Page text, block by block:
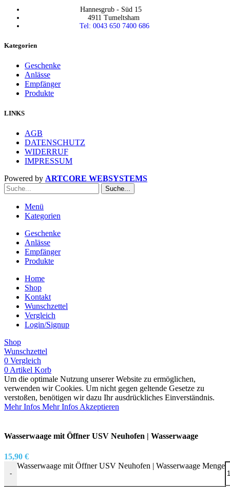
Hannesgrub - Süd 15
4911 Tumeltsham
Tel: 0043 650 7400 686
Kategorien
Geschenke
Anlässe
Empfänger
Produkte
LINKS
AGB
DATENSCHUTZ
WIDERRUF
IMPRESSUM
Powered by ARTCORE WEBSYSTEMS
Suche...
Menü
Kategorien
Geschenke
Anlässe
Empfänger
Produkte
Home
Shop
Kontakt
Wunschzettel
Vergleich
Login/Signup
Shop
Wunschzettel
0 Vergleich
0 Artikel Korb
Um die optimale Nutzung unserer Website zu ermöglichen,
verwenden wir Cookies. Um nicht gegen geltende Gesetze zu
verstoßen, benötigen wir dazu Ihr ausdrückliches Einverständnis.
Mehr Infos Mehr Infos Akzeptieren
Wasserwaage mit Öffner USV Neuhofen | Wasserwaage
15,90 €
-
Wasserwaage mit Öffner USV Neuhofen | Wasserwaage Menge